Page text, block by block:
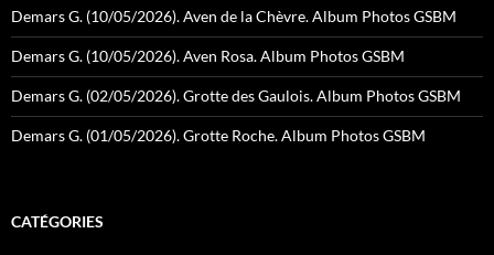
Demars G. (10/05/2026). Aven de la Chèvre. Album Photos GSBM
Demars G. (10/05/2026). Aven Rosa. Album Photos GSBM
Demars G. (02/05/2026). Grotte des Gaulois. Album Photos GSBM
Demars G. (01/05/2026). Grotte Roche. Album Photos GSBM
CATÉGORIES